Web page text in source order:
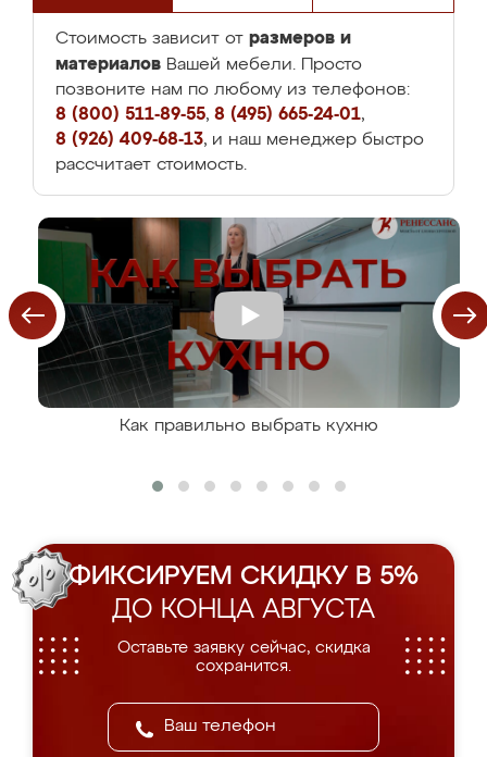
Стоимость зависит от размеров и
материалов Вашей мебели. Просто
позвоните нам по любому из телефонов:
8 (800) 511-89-55, 8 (495) 665-24-01,
8 (926) 409-68-13, и наш менеджер быстро
рассчитает стоимость.
Как правильно выбрать кухню
ФИКСИРУЕМ СКИДКУ В 5%
ДО КОНЦА АВГУСТА
Оставьте заявку сейчас, скидка
сохранится.